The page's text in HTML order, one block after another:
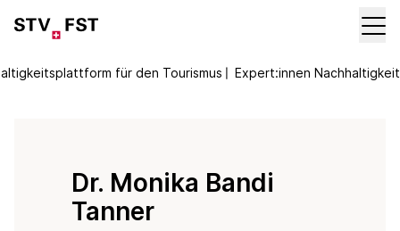
für den Tourismus〡 Expert:innen Nachhaltigkeit
Dr. Monika Bandi
Tanner